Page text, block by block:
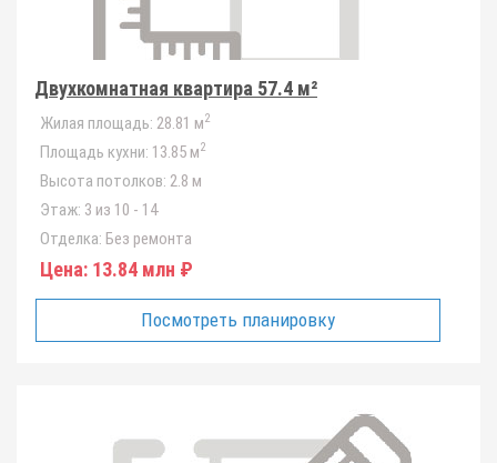
Двухкомнатная квартира 57.4 м²
Жилая площадь: 28.81 м2
Площадь кухни: 13.85 м2
Высота потолков: 2.8 м
Этаж: 3 из 10 - 14
Отделка: Без ремонта
Цена: 13.84 млн ₽
Посмотреть планировку